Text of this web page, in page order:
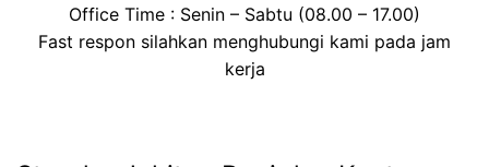
Office Time : Senin – Sabtu (08.00 – 17.00)
Fast respon silahkan menghubungi kami pada jam
kerja